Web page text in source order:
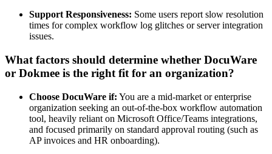
Support Responsiveness: Some users report slow resolution
times for complex workflow log glitches or server integration
issues.
What factors should determine whether DocuWare
or Dokmee is the right fit for an organization?
Choose DocuWare if: You are a mid-market or enterprise
organization seeking an out-of-the-box workflow automation
tool, heavily reliant on Microsoft Office/Teams integrations,
and focused primarily on standard approval routing (such as
AP invoices and HR onboarding).